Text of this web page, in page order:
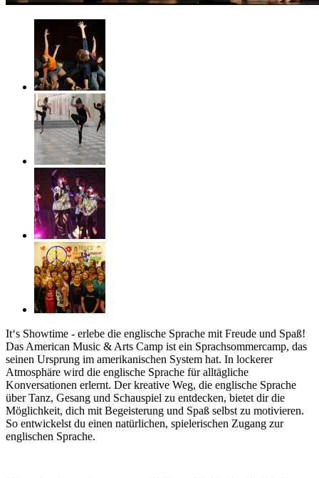
It‘s Showtime - erlebe die englische Sprache mit Freude und Spaß!
Das American Music & Arts Camp ist ein Sprachsommercamp, das
seinen Ursprung im amerikanischen System hat. In lockerer
Atmosphäre wird die englische Sprache für alltägliche
Konversationen erlernt. Der kreative Weg, die englische Sprache
über Tanz, Gesang und Schauspiel zu entdecken, bietet dir die
Möglichkeit, dich mit Begeisterung und Spaß selbst zu motivieren.
So entwickelst du einen natürlichen, spielerischen Zugang zur
englischen Sprache.